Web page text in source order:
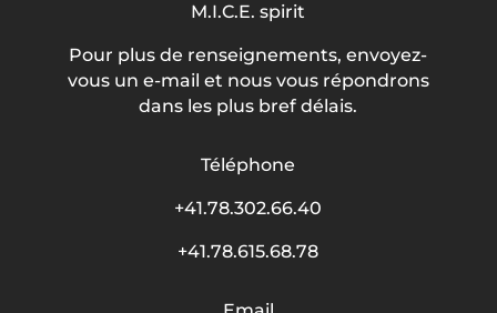
M.I.C.E. spirit
Pour plus de renseignements, envoyez-
vous un e-mail et nous vous répondrons
dans les plus bref délais.
Téléphone
+41.78.302.66.40
+41.78.615.68.78